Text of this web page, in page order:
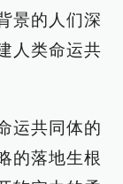
景的人们深
人类命运共
运共同体的
的落地生根